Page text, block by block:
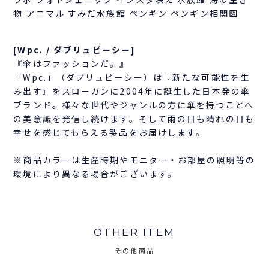
物 アニマル すみだ水族館 ペンギン ペンギン相関図
[Wpc. / ダブリュピーシー]
『傘はファッションだ。』
「Wpc.」（ダブリュピーシー）は『新たな可能性を生
み出す』をスローガンに2004年に誕生した日本発の傘
ブランド。様々な世代やジャンルの方に傘を持つことへ
の美意識を発信し続けます。そして雨の日も晴れの日も
幸せを感じてもらえる製品をお届けします。
※商品カラーは生産時期やモニター・お部屋の照明等の
環境により異なる場合がございます。
OTHER ITEM
その他商品